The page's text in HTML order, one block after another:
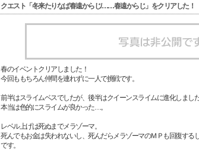
クエスト「冬来たりなば春遠からじ/……春遠からじ」をクリアした！
春のイベントクリアしました！
今回ももちろん仲間を連れずに一人で挑戦です。
前半はスライムベスでしたが、後半はクイーンスライムに進化しました
本当は色的にスライムが良かった…。
レベル上げは死ぬまでメラゾーマ。
死んでもお金は失われないし、死んだらメラゾーマのＭＰも回復する
です。